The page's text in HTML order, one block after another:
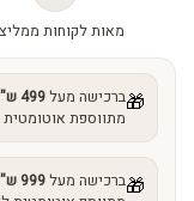
מאות לקוחות
🎁ברכישה מעל499 ש"ח
מתווספת
🎁ברכישה מעל999 ש"ח